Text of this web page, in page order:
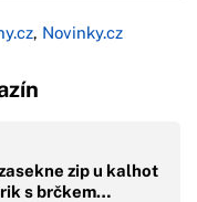
, Novinky.cz
zip u kalhot
s brčkem…